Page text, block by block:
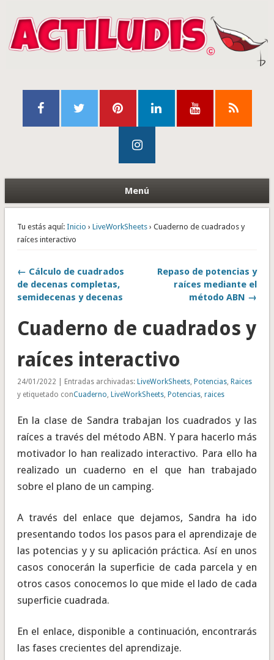
Menú
Tu estás aquí: Inicio › LiveWorkSheets› Cuaderno de cuadrados y
raíces interactivo
← Cálculo de cuadrados
de decenas completas,
semidecenas y decenas
Repaso de potencias y
raíces mediante el
método ABN →
Cuaderno de cuadrados y
raíces interactivo
24/01/2022 | Entradas archivadas: LiveWorkSheets, Potencias, Raices
y etiquetado conCuaderno, LiveWorkSheets, Potencias, raices
En la clase de Sandra trabajan los cuadrados y las
raíces a través del método ABN. Y para hacerlo más
motivador lo han realizado interactivo. Para ello ha
realizado un cuaderno en el que han trabajado
sobre el plano de un camping.
A través del enlace que dejamos, Sandra ha ido
presentando todos los pasos para el aprendizaje de
las potencias y y su aplicación práctica. Así en unos
casos conocerán la superficie de cada parcela y en
otros casos conocemos lo que mide el lado de cada
superficie cuadrada.
En el enlace, disponible a continuación, encontrarás
las fases crecientes del aprendizaje.